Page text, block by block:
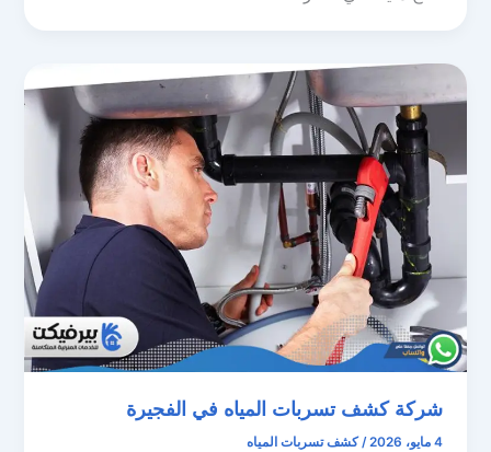
شركة كشف تسربات المياه في الفجيرة
4 مايو، 2026 /كشف تسربات المياه